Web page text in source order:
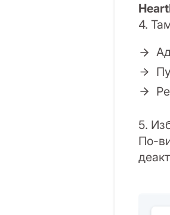
4.
5.
По-